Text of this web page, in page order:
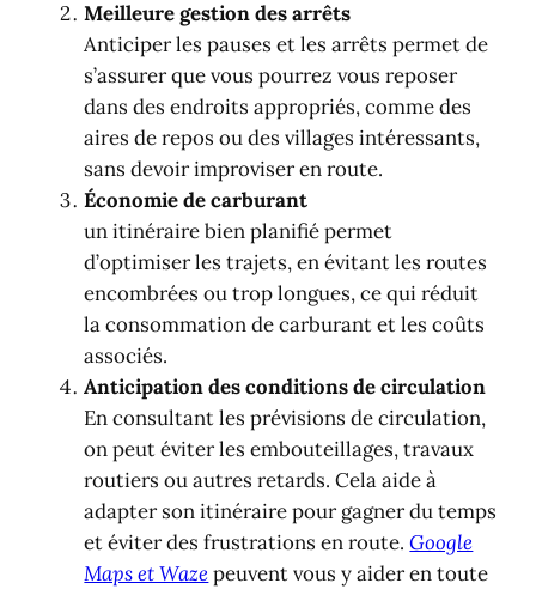
Meilleure gestion des arrêts
Anticiper les pauses et les arrêts permet de
s’assurer que vous pourrez vous reposer
dans des endroits appropriés, comme des
aires de repos ou des villages intéressants,
sans devoir improviser en route.
Économie de carburant
un itinéraire bien planifié permet
d’optimiser les trajets, en évitant les routes
encombrées ou trop longues, ce qui réduit
la consommation de carburant et les coûts
associés.
Anticipation des conditions de circulation
En consultant les prévisions de circulation,
on peut éviter les embouteillages, travaux
routiers ou autres retards. Cela aide à
adapter son itinéraire pour gagner du temps
et éviter des frustrations en route.Google
Maps et Wazepeuvent vous y aider en toute